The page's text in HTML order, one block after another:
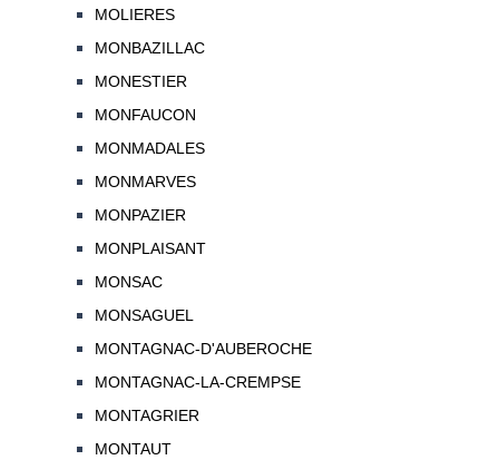
MOLIERES
MONBAZILLAC
MONESTIER
MONFAUCON
MONMADALES
MONMARVES
MONPAZIER
MONPLAISANT
MONSAC
MONSAGUEL
MONTAGNAC-D'AUBEROCHE
MONTAGNAC-LA-CREMPSE
MONTAGRIER
MONTAUT